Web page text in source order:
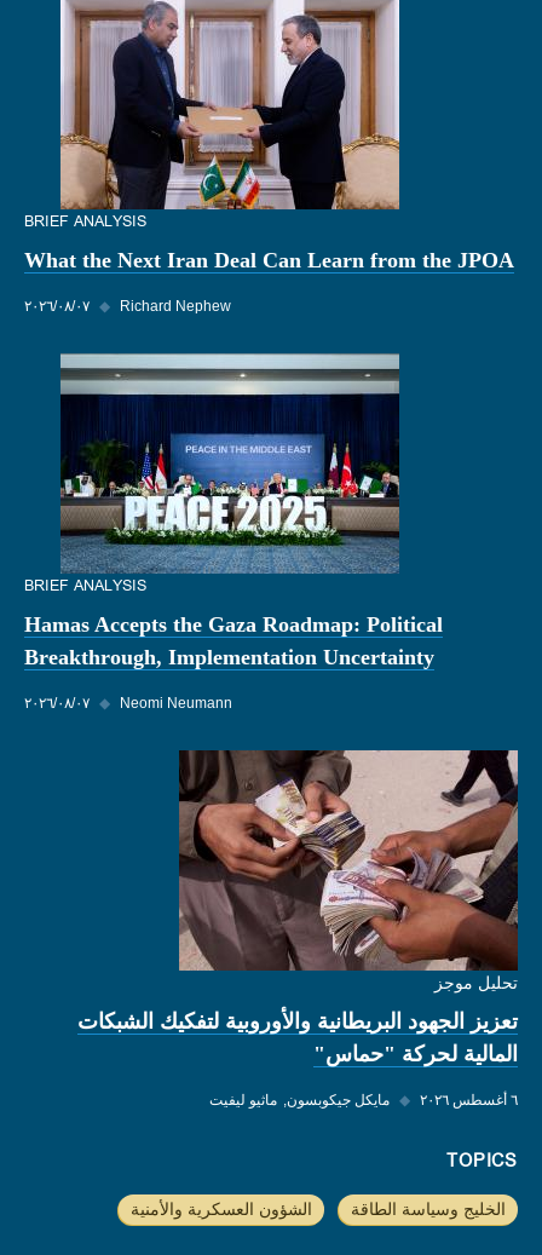
BRIEF ANALYSIS
What the Next Iran Deal Can Learn from the JPOA
٠٧‏/٠٨‏/٢٠٢٦ ◆ Richard Nephew
BRIEF ANALYSIS
Hamas Accepts the Gaza Roadmap: Political
Breakthrough, Implementation Uncertainty
٠٧‏/٠٨‏/٢٠٢٦ ◆ Neomi Neumann
تحليل موجز
تعزيز الجهود البريطانية والأوروبية لتفكيك الشبكات
المالية لحركة "حماس"
٦ أغسطس ٢٠٢٦ ◆ مايكل جيكوبسون ماثيو ليفيت
TOPICS
الخليج وسياسة الطاقة الشؤون العسكرية والأمنية